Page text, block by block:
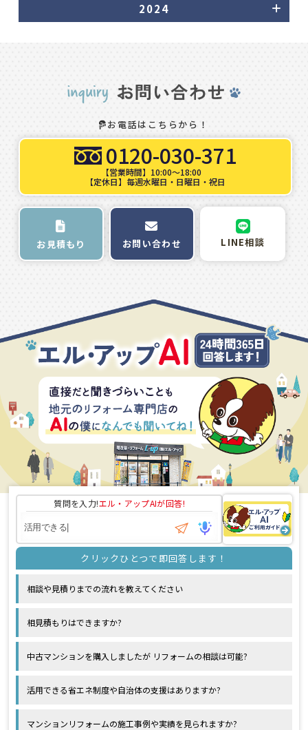
2024
お電話はこちらから！
0120-030-371
【営業時間】10:00～18:00
【定休日】毎週水曜日・日曜日・祝日
お見積もり お問い合わせ LINE相談
質問を入力!エル・アップAIが回答!
相談や見積りまでの流れを教えてください
相見積もりはできますか?
中古マンションを購入しましたが リフォームの相談は可能?
活用できる省エネ制度や自治体の支援はありますか?
マンションリフォームの施工事例や実績を見られますか?